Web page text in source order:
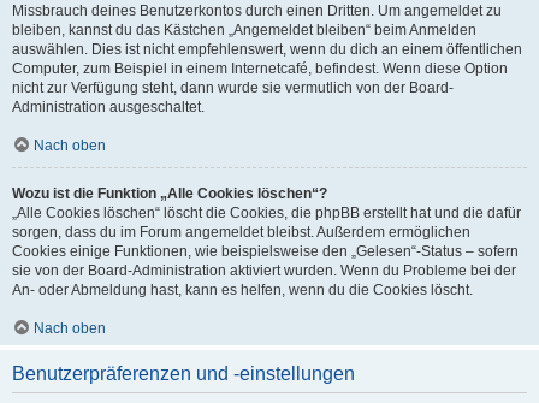
Missbrauch deines Benutzerkontos durch einen Dritten. Um angemeldet zu
bleiben, kannst du das Kästchen „Angemeldet bleiben“ beim Anmelden
auswählen. Dies ist nicht empfehlenswert, wenn du dich an einem öffentlichen
Computer, zum Beispiel in einem Internetcafé, befindest. Wenn diese Option
nicht zur Verfügung steht, dann wurde sie vermutlich von der Board-
Administration ausgeschaltet.
Nach oben
Wozu ist die Funktion „Alle Cookies löschen“?
„Alle Cookies löschen“ löscht die Cookies, die phpBB erstellt hat und die dafür
sorgen, dass du im Forum angemeldet bleibst. Außerdem ermöglichen
Cookies einige Funktionen, wie beispielsweise den „Gelesen“-Status – sofern
sie von der Board-Administration aktiviert wurden. Wenn du Probleme bei der
An- oder Abmeldung hast, kann es helfen, wenn du die Cookies löscht.
Nach oben
Benutzerpräferenzen und -einstellungen